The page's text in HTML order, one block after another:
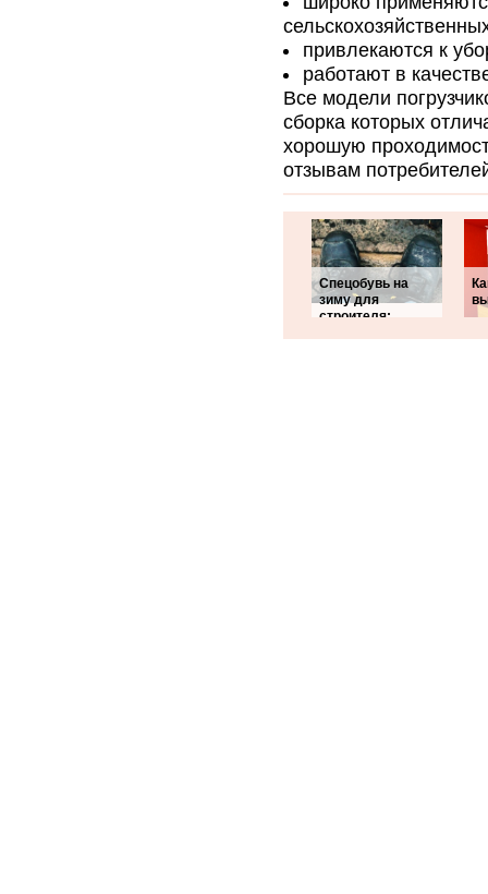
привлекаются к
работают в
Все модели
сборка которых
хорошую
отзывам
Спецобувь на
зиму для
строителя: